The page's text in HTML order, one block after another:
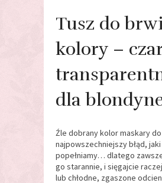
Tusz do
kolory –
dla
Źle dobrany kolor maskary
najpowszechniejszy błąd, jaki
popełniamy… dlatego
go starannie, i sięgajcie
lub chłodne, zgaszone